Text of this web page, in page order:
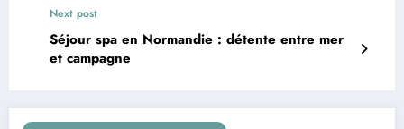
Next post
Séjour spa en Normandie : détente entre mer
et campagne